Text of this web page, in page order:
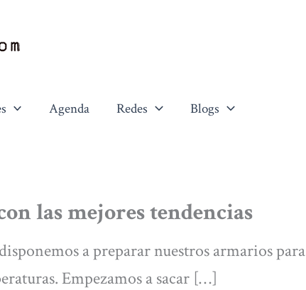
Agenda Redes Blogs
las mejores tendencias
a preparar nuestros armarios para
Empezamos a sacar […]